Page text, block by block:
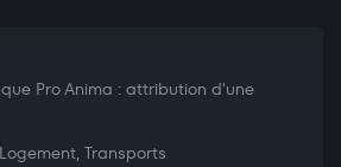
Pro Anima : attribution d'une
Transports